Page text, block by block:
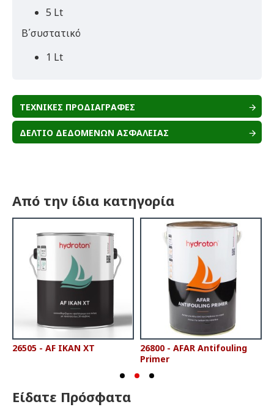
5 Lt
Β΄συστατικό
1 Lt
ΤΕΧΝΙΚΕΣ ΠΡΟΔΙΑΓΡΑΦΕΣ
ΔΕΛΤΙΟ ΔΕΔΟΜΕΝΩΝ ΑΣΦΑΛΕΙΑΣ
Από την ίδια κατηγορία
26505 - AF IKAN XT
26800 - AFAR Antifouling
Primer
Είδατε Πρόσφατα